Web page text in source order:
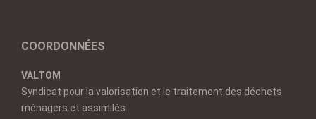
COORDONNÉES
VALTOM
Syndicat pour la valorisation et le traitement des déchets
ménagers et assimilés